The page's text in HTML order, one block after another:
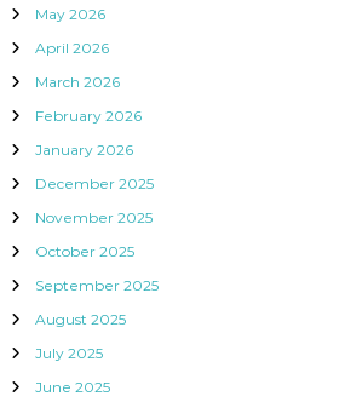
May 2026
April 2026
March 2026
February 2026
January 2026
December 2025
November 2025
October 2025
September 2025
August 2025
July 2025
June 2025